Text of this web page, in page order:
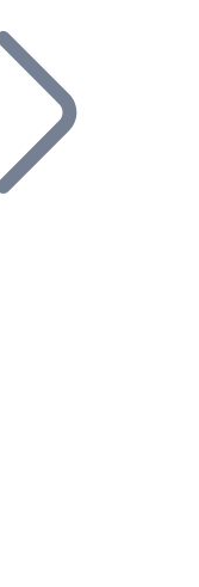
entreprise et
et
notre service